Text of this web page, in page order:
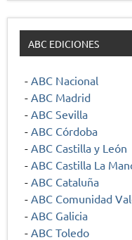
ABC EDICIONES
- ABC Nacional
- ABC Madrid
- ABC Sevilla
- ABC Córdoba
- ABC Castilla y León
- ABC Castilla La
- ABC Cataluña
- ABC Comunidad
- ABC Galicia
- ABC Toledo